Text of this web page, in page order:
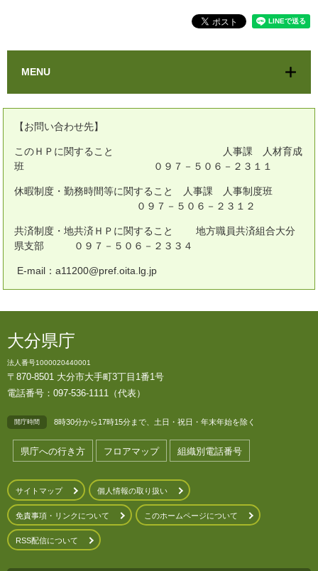
MENU
【お問い合わせ先】
このＨＰに関すること 人事課 人材育成
班 ０９７－５０６－２３１１
休暇制度・勤務時間等に関すること 人事課 人事制度班
０９７－５０６－２３１２
共済制度・地共済ＨＰに関すること 地方職員共済組合大分
県支部 ０９７－５０６－２３３４
E-mail：a11200@pref.oita.lg.jp
大分県庁
法人番号1000020440001
〒870-8501 大分市大手町3丁目1番1号
電話番号：097-536-1111（代表）
開庁時間 8時30分から17時15分まで、土日・祝日・年末年始を除く
県庁への行き方 フロアマップ 組織別電話番号
サイトマップ 個人情報の取り扱い
免責事項・リンクについて このホームページについて
RSS配信について